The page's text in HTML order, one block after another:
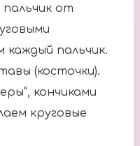
от
каждый пальчик.
(косточки).
кончиками
круговые